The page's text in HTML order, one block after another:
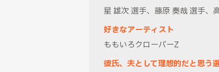
星 雄次 選手、藤原 奏哉 選手、
好きなアーティスト
ももいろクローバーZ
彼氏、夫として理想的だと思う